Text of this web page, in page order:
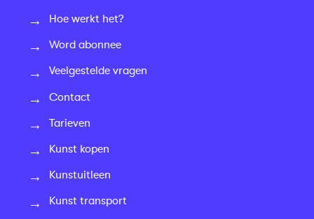
Hoe werkt het?
Word abonnee
Veelgestelde vragen
Contact
Tarieven
Kunst kopen
Kunstuitleen
Kunst transport